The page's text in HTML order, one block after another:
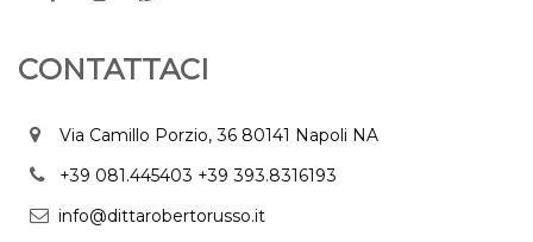
CONTATTACI
Via Camillo Porzio, 36 80141 Napoli NA
+39 081.445403 +39 393.8316193
info@dittarobertorusso.it